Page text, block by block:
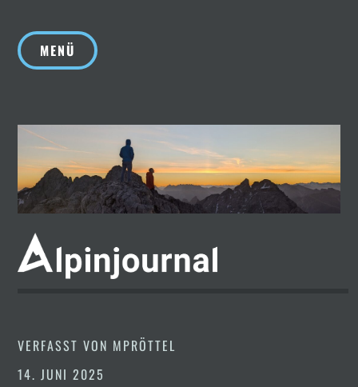
springen
MENÜ
VERFASST VON MPRÖTTEL
14. JUNI 2025